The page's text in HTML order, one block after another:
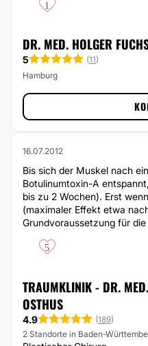
1
DR. MED. HOLGER
5 (11)
Hamburg
16.07.2012
Bis sich der Muskel nach
Botulinumtoxin-A
bis zu 2 Wochen). Erst
(maximaler Effekt etwa
Grundvoraussetzung für
5
TRAUMKLINIK - DR.
OSTHUS
4.9 (189)
2 Standorte in Baden-